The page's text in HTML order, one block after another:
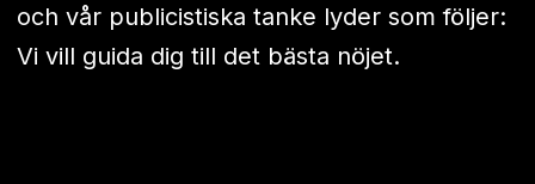
och vår publicistiska tanke lyder som följer:
Vi vill guida dig till det bästa nöjet.